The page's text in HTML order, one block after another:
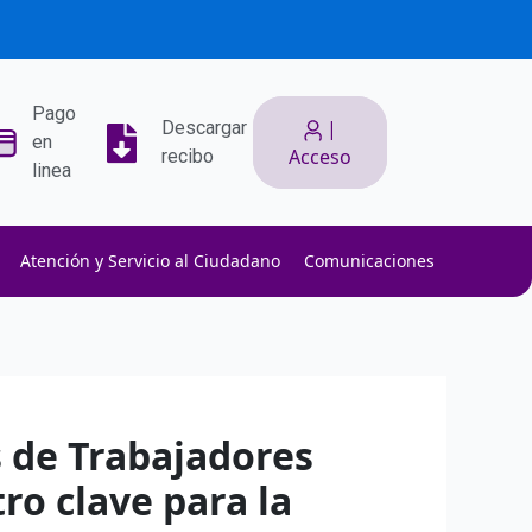
Pago
en
linea
Descargar
recibo
|
Acceso
Atención y Servicio al Ciudadano Comunicaciones
Trabajadores
clave para la